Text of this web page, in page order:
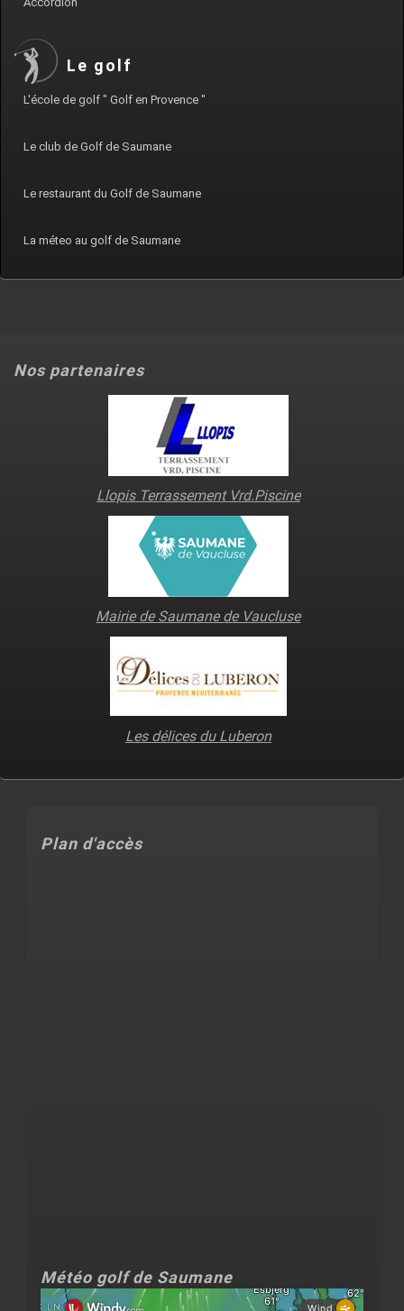
Le golf
L'école de golf " Golf en Provence "
Le club de Golf de Saumane
Le restaurant du Golf de Saumane
La méteo au golf de Saumane
Nos partenaires
Llopis Terrassement Vrd.Piscine
Mairie de Saumane de Vaucluse
Les délices du Luberon
Plan d'accès
Météo golf de Saumane